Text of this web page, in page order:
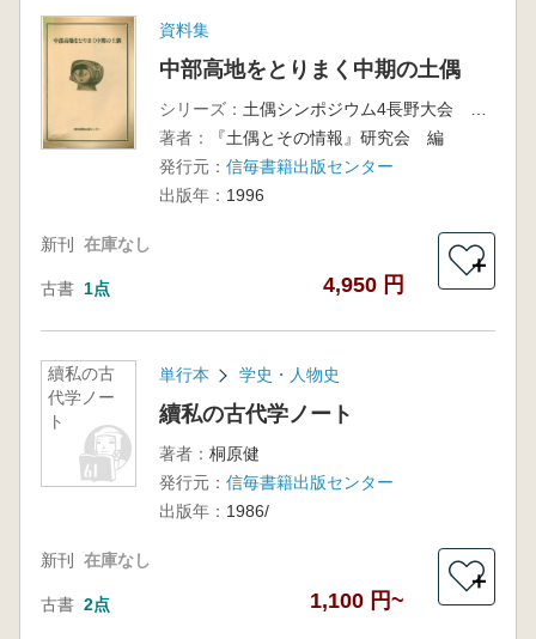
資料集
中部高地をとりまく中期の土偶
シリーズ：
著者：
『土偶とその情報』研究会 編
発行元： 信毎書籍出版センター
出版年： 1996
新刊 在庫なし
古書 1点 4,950 円
＋
續私の古
代学ノー
ト
単行本 学史・人物史
續私の古代学ノート
著者： 桐原健
発行元： 信毎書籍出版センター
出版年： 1986/
新刊 在庫なし
古書 2点 1,100 円~
＋